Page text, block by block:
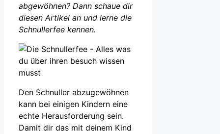
abgewöhnen? Dann schaue dir
diesen Artikel an und lerne die
Schnullerfee kennen.
Den Schnuller abzugewöhnen
kann bei einigen Kindern eine
echte Herausforderung sein.
Damit dir das mit deinem Kind